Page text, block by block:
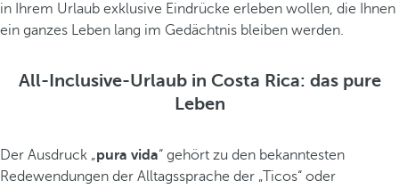
in Ihrem Urlaub exklusive Eindrücke erleben wollen, die Ihnen
ein ganzes Leben lang im Gedächtnis bleiben werden.
All-Inclusive-Urlaub in Costa Rica: das pure
Leben
Der Ausdruck „pura vida“ gehört zu den bekanntesten
Redewendungen der Alltagssprache der „Ticos“ oder